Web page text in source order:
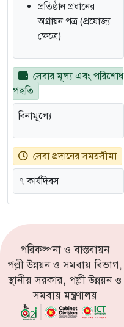
প্রতিষ্ঠান প্রধানের
অগ্রায়ন পত্র (প্রযোজ্য
ক্ষেত্রে)
সেবার মূল্য এবং পরিশোধ
পদ্ধতি
বিনামূল্যে
সেবা প্রদানের সময়সীমা
৭ কার্যদিবস
পরিকল্পনা ও বাস্তবায়ন
পল্লী উন্নয়ন ও সমবায় বিভাগ,
স্থানীয় সরকার, পল্লী উন্নয়ন ও
সমবায় মন্ত্রণালয়